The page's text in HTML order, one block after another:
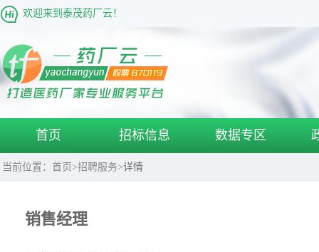
欢迎来到泰茂药厂云！
首页 招标信息 数据专区
当前位置： 首页 >招聘服务>详情
销售经理